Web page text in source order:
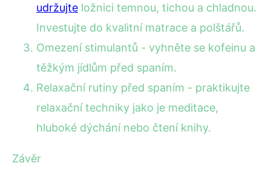
udržujte ložnici temnou, tichou a chladnou.
Investujte do kvalitní matrace a polštářů.
Omezení stimulantů - vyhněte se kofeinu a
těžkým jídlům před spaním.
Relaxační rutiny před spaním - praktikujte
relaxační techniky jako je meditace,
hluboké dýchání nebo čtení knihy.
Závěr